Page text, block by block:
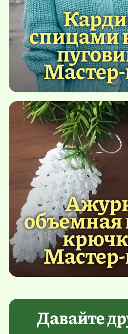
спицами
Мастер-
Давайте